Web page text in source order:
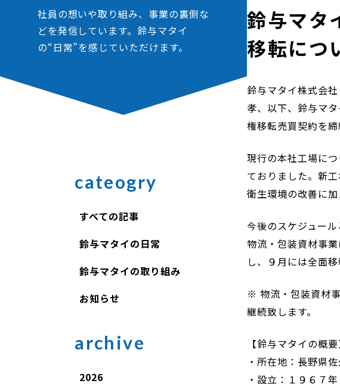
社員の想いや取り組み、事業の裏側な
どを発信しています。鈴与マタイ
の“日常”を感じていただけます。
鈴与マタ
移転につ
鈴与マタイ株式会
孝、以下、鈴与マ
権移転売買契約を締
現行の本社工場に
ておりました。新
衛生環境の改善に
今後のスケジュー
物流・包装資材事
し、９月には全面
※ 物流・包装資材
継続致します。
【鈴与マタイの概要
・所在地：長野県
・設立：１９６７
cateogry
すべての記事
鈴与マタイの日常
鈴与マタイの取り組み
お知らせ
archive
2026